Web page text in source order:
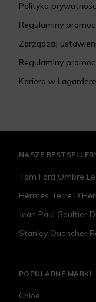
Polityka
Regulaminy
Zarządzaj
Regulaminy
Kariera w Lagardere
NASZE
Tom Ford Ombre
Hermes Terre
Jean Paul Gaultier
Stanley Quencher
POPULARNE MARKI
Chloé